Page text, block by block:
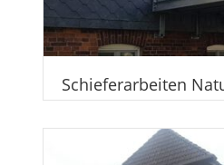
Schieferarbeiten